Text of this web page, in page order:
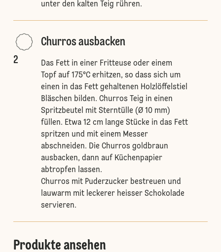
unter den kalten Teig rühren.
2
Churros ausbacken
Das Fett in einer Fritteuse oder einem
Topf auf 175°C erhitzen, so dass sich um
einen in das Fett gehaltenen Holzlöffelstiel
Bläschen bilden. Churros Teig in einen
Spritzbeutel mit Sterntülle (Ø 10 mm)
füllen. Etwa 12 cm lange Stücke in das Fett
spritzen und mit einem Messer
abschneiden. Die Churros goldbraun
ausbacken, dann auf Küchenpapier
abtropfen lassen.
Churros mit Puderzucker bestreuen und
lauwarm mit leckerer heisser Schokolade
servieren.
Produkte ansehen